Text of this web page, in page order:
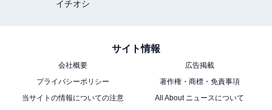
イチオシ
サイト情報
会社概要
広告掲載
プライバシーポリシー
著作権・商標・免責事項
当サイトの情報についての注意
All About ニュースについて